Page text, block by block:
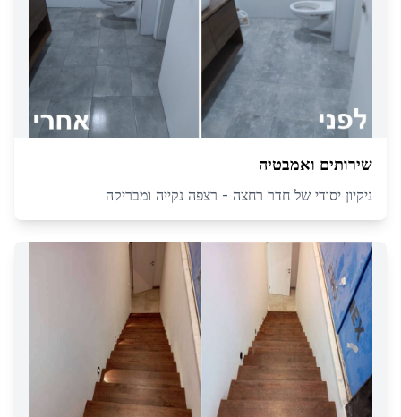
שירותים ואמבטיה
ניקיון יסודי של חדר רחצה - רצפה נקייה ומבריקה